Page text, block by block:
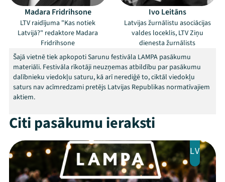
Jaunumi
Veikals
Kontakti
Madara Fridrihsone
LTV raidījuma "Kas notiek
Latvijā?" redaktore Madara
Fridrihsone
Ivo Leitāns
Latvijas žurnālistu asociācijas
valdes loceklis, LTV Ziņu
dienesta žurnālists
Šajā vietnē tiek apkopoti Sarunu festivāla LAMPA pasākumu
materiāli. Festivāla rīkotāji neuzņemas atbildību par pasākumu
dalībnieku viedokļu saturu, kā arī nerediģē to, ciktāl viedokļu
saturs nav acīmredzami pretējs Latvijas Republikas normatīvajiem
aktiem.
Citi pasākumu ieraksti
LV